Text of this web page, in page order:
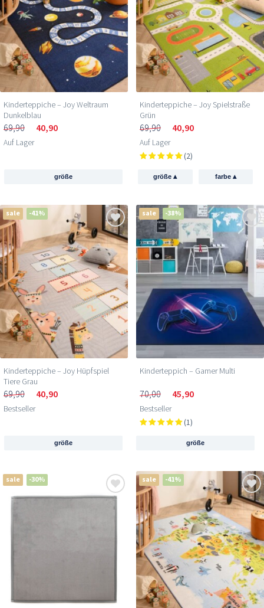
Kinderteppiche – Joy Weltraum
Dunkelblau
69,90 40,90
Auf Lager
größe
Kinderteppiche – Joy Spielstraße
Grün
69,90 40,90
Auf Lager
(2)
größe▴ farbe ▴
sale -41%
Kinderteppiche – Joy Hüpfspiel
Tiere Grau
69,90 40,90
Bestseller
größe
sale -38%
Kinderteppich – Gamer Multi
70,00 45,90
Bestseller
(1)
größe
sale -30% sale -41%